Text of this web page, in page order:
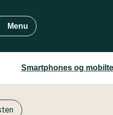
Menu
Smartphones og